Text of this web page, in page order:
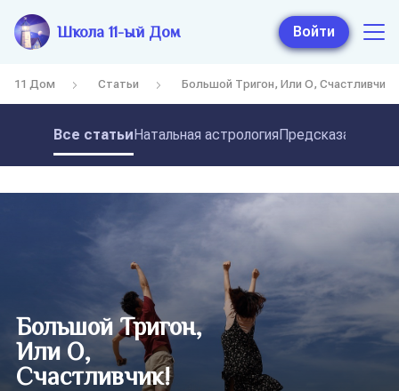
Школа 11-ый Дом Войти
11 Дом Статьи Большой Тригон, Или О, Счастливчик!
Все статьиНатальная астрология
Большой Тригон,
Или О,
Счастливчик!